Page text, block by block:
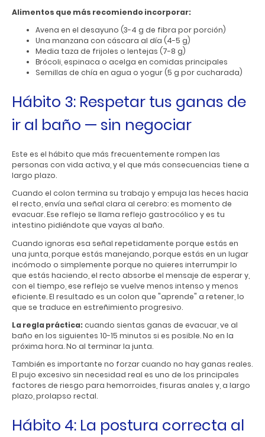
Alimentos que más recomiendo incorporar:
Avena en el desayuno (3-4 g de fibra por porción)
Una manzana con cáscara al día (4-5 g)
Media taza de frijoles o lentejas (7-8 g)
Brócoli, espinaca o acelga en comidas principales
Semillas de chía en agua o yogur (5 g por cucharada)
Hábito 3: Respetar tus ganas de
ir al baño — sin negociar
Este es el hábito que más frecuentemente rompen las
personas con vida activa, y el que más consecuencias tiene a
largo plazo.
Cuando el colon termina su trabajo y empuja las heces hacia
el recto, envía una señal clara al cerebro: es momento de
evacuar. Ese reflejo se llama reflejo gastrocólico y es tu
intestino pidiéndote que vayas al baño.
Cuando ignoras esa señal repetidamente porque estás en
una junta, porque estás manejando, porque estás en un lugar
incómodo o simplemente porque no quieres interrumpir lo
que estás haciendo, el recto absorbe el mensaje de esperar y,
con el tiempo, ese reflejo se vuelve menos intenso y menos
eficiente. El resultado es un colon que "aprende" a retener, lo
que se traduce en estreñimiento progresivo.
La regla práctica:cuando sientas ganas de evacuar, ve al
baño en los siguientes 10-15 minutos si es posible. No en la
próxima hora. No al terminar la junta.
También es importante no forzar cuando no hay ganas reales.
El pujo excesivo sin necesidad real es uno de los principales
factores de riesgo para hemorroides, fisuras anales y, a largo
plazo, prolapso rectal.
Hábito 4: La postura correcta al